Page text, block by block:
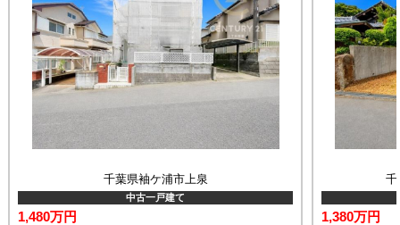
千葉県袖ケ浦市上泉
中古一戸建て
1,480万円
千
1,380万円